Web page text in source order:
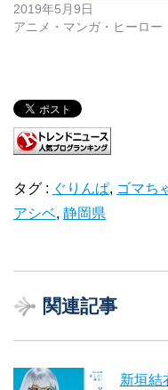
2019年5月9日
アニメ・マンガ・ヒーロー
タグ : ぐりんぱ, ゴマち
アシベ, 静岡県
関連記事
新垣結